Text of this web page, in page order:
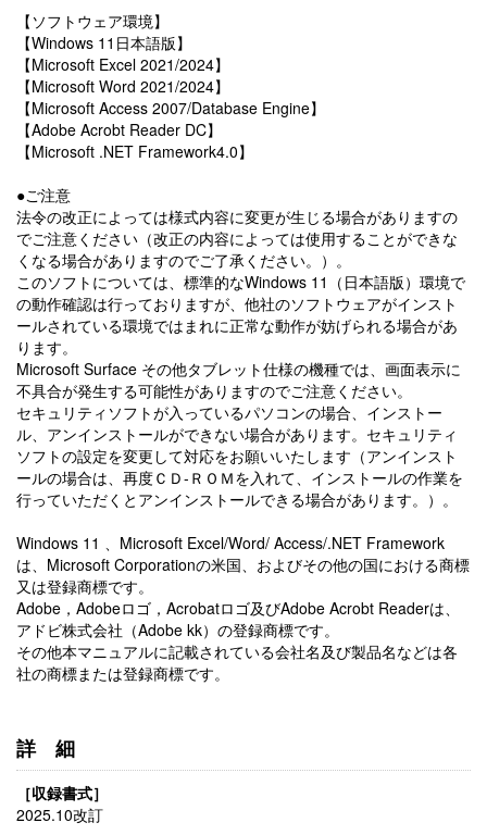
【ソフトウェア環境】
【Windows 11日本語版】
【Microsoft Excel 2021/2024】
【Microsoft Word 2021/2024】
【Microsoft Access 2007/Database Engine】
【Adobe Acrobt Reader DC】
【Microsoft .NET Framework4.0】
●ご注意
法令の改正によっては様式内容に変更が生じる場合がありますの
でご注意ください（改正の内容によっては使用することができな
くなる場合がありますのでご了承ください。）。
このソフトについては、標準的なWindows 11（日本語版）環境で
の動作確認は行っておりますが、他社のソフトウェアがインスト
ールされている環境ではまれに正常な動作が妨げられる場合があ
ります。
Microsoft Surface その他タブレット仕様の機種では、画面表示に
不具合が発生する可能性がありますのでご注意ください。
セキュリティソフトが入っているパソコンの場合、インストー
ル、アンインストールができない場合があります。セキュリティ
ソフトの設定を変更して対応をお願いいたします（アンインスト
ールの場合は、再度ＣＤ-ＲＯＭを入れて、インストールの作業を
行っていただくとアンインストールできる場合があります。）。
Windows 11 、Microsoft Excel/Word/ Access/.NET Framework
は、Microsoft Corporationの米国、およびその他の国における商標
又は登録商標です。
Adobe，Adobeロゴ，Acrobatロゴ及びAdobe Acrobt Readerは、
アドビ株式会社（Adobe kk）の登録商標です。
その他本マニュアルに記載されている会社名及び製品名などは各
社の商標または登録商標です。
詳細
［収録書式］
2025.10改訂